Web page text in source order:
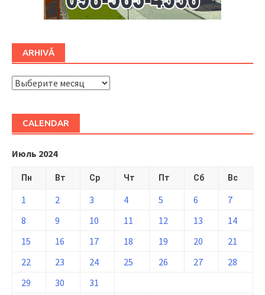
ARHIVĂ
ARHIVĂ
CALENDAR
Июль 2024
Пн Вт Ср Чт Пт Сб Вс
1 2 3 4 5 6
7
8
9 10 11 12 13
14
15
16 17 18 19 20
21
22
23 24 25 26 27
28
29
30 31